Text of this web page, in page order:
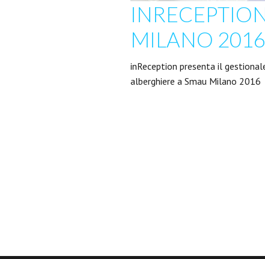
MILANO 2016
inReception presenta il
alberghiere a Smau Milano 2016